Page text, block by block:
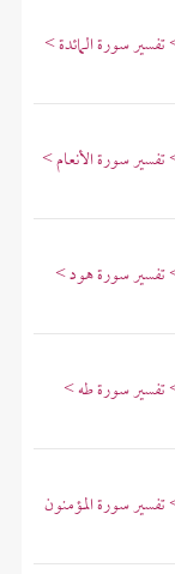
تفسير سورة المائدة >
تفسير سورة الأنعام >
> تفسير سورة هود >
> تفسير سورة طه >
تفسير سورة المؤمنون